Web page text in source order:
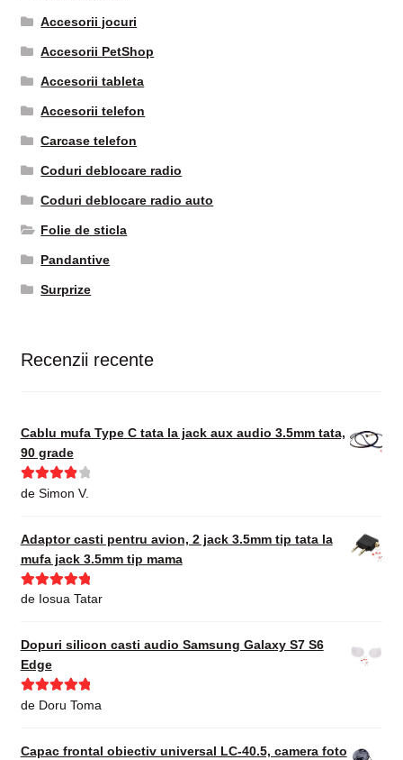
Accesorii jocuri
Accesorii PetShop
Accesorii tableta
Accesorii telefon
Carcase telefon
Coduri deblocare radio
Coduri deblocare radio auto
Folie de sticla
Pandantive
Surprize
Recenzii recente
Cablu mufa Type C tata la jack aux audio 3.5mm tata,
90 grade
Evaluat la
de Simon V.
Adaptor casti pentru avion, 2 jack 3.5mm tip tata la
mufa jack 3.5mm tip mama
Evaluat la5
de Iosua Tatar
Dopuri silicon casti audio Samsung Galaxy S7 S6
Edge
Evaluat la5
de Doru Toma
Capac frontal obiectiv universal LC-40.5, camera foto